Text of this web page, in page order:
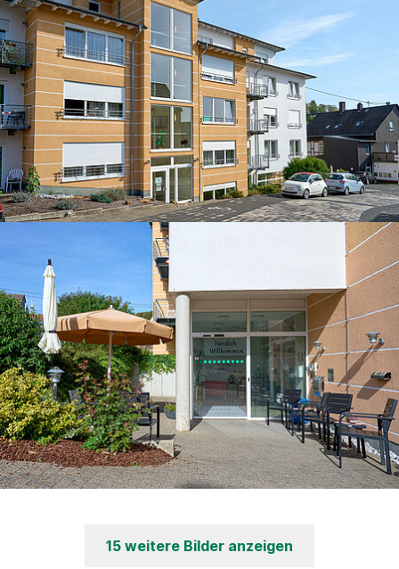
15 weitere Bilder anzeigen